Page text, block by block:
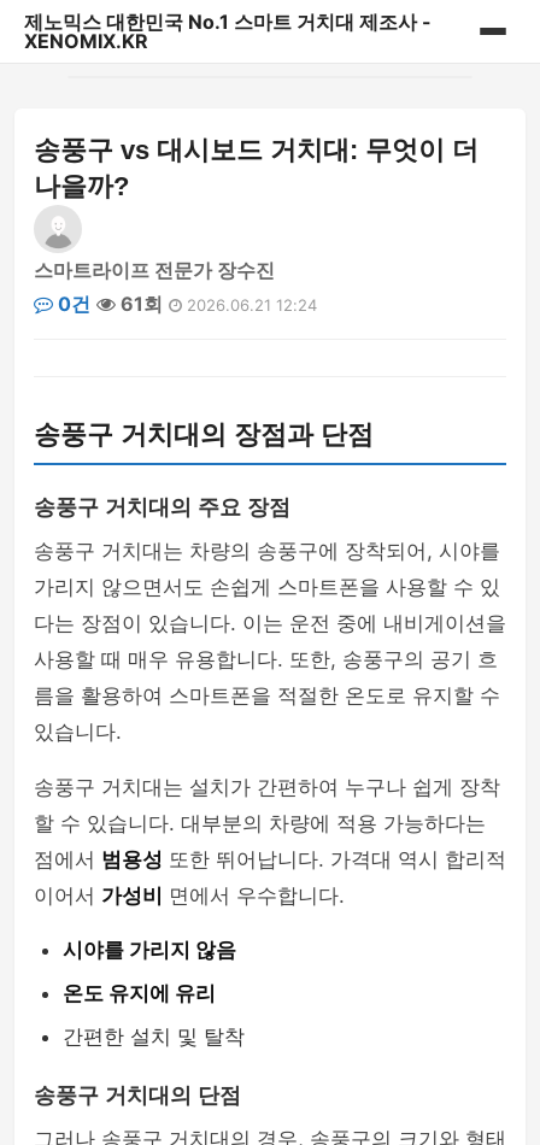
제노믹스 대한민국 No.1 스마트 거치대 제조사 -
XENOMIX.KR
제노믹스 베스트 상품
CD슬롯 & 송풍구거치대
대시보드 거치대
다용도 일상용 거치대
파워핸들/핑거링/충전기
셀카봉 & 블루투스리모컨
송풍구 vs 대시보드 거치대: 무엇이 더
나을까?
스마트라이프 전문가 장수진
0건
61회 2026.06.21 12:24
송풍구 거치대의 장점과 단점
송풍구 거치대의 주요 장점
송풍구 거치대는 차량의 송풍구에 장착되어, 시야를
가리지 않으면서도 손쉽게 스마트폰을 사용할 수 있
다는 장점이 있습니다. 이는 운전 중에 내비게이션을
사용할 때 매우 유용합니다. 또한, 송풍구의 공기 흐
름을 활용하여 스마트폰을 적절한 온도로 유지할 수
있습니다.
송풍구 거치대는 설치가 간편하여 누구나 쉽게 장착
할 수 있습니다. 대부분의 차량에 적용 가능하다는
점에서 범용성 또한 뛰어납니다. 가격대 역시 합리적
이어서 가성비 면에서 우수합니다.
시야를 가리지 않음
온도 유지에 유리
간편한 설치 및 탈착
송풍구 거치대의 단점
그러나 송풍구 거치대의 경우, 송풍구의 크기와 형태